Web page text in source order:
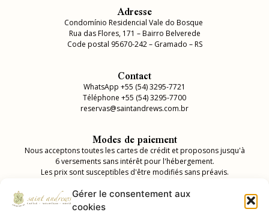
Gérer le consentement aux
cookies
Adresse
Condomínio Residencial Vale do Bosque
Rua das Flores, 171 – Bairro Belverede
Code postal 95670-242 – Gramado – RS
Contact
WhatsApp +55 (54) 3295-7721
Téléphone +55 (54) 3295-7700
reservas@saintandrews.com.br
Modes de paiement
Nous acceptons toutes les cartes de crédit et proposons jusqu'à
6 versements sans intérêt pour l'hébergement.
Les prix sont susceptibles d'être modifiés sans préavis.